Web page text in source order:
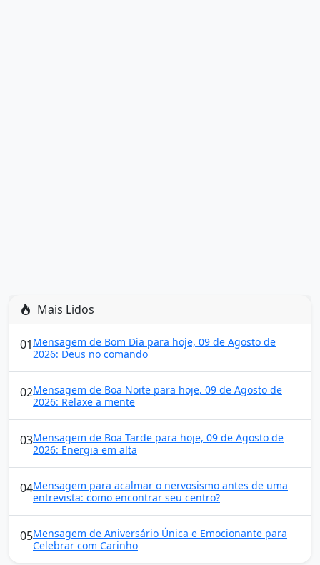
Mais Lidos
01 Mensagem de Bom Dia para hoje, 09 de Agosto de
2026: Deus no comando
02Mensagem de Boa Noite para hoje, 09 de Agosto de
2026: Relaxe a mente
03Mensagem de Boa Tarde para hoje, 09 de Agosto de
2026: Energia em alta
04Mensagem para acalmar o nervosismo antes de uma
entrevista: como encontrar seu centro?
05Mensagem de Aniversário Única e Emocionante para
Celebrar com Carinho